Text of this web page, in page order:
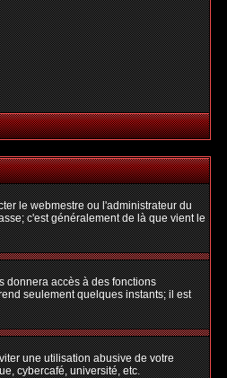
le webmestre ou l'administrateur du
c'est généralement de là que vient le
donnera accès à des fonctions
seulement quelques instants; il est
une utilisation abusive de votre
cybercafé, université, etc.